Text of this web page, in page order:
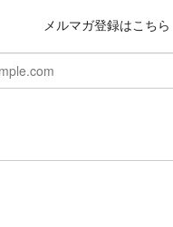
L
しみにしております!
メルマガ登録はこちら